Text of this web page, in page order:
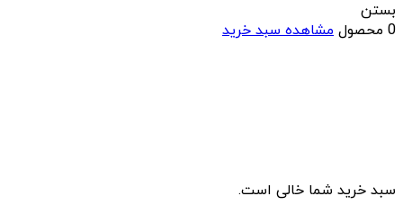
بستن
0 محصول
مشاهده سبد خرید
سبد خرید شما خالی است.